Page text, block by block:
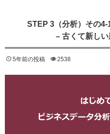
STEP 3（分析）その
– 古くて新し
5年前の投稿 2538